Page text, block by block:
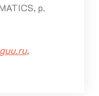
p.
,